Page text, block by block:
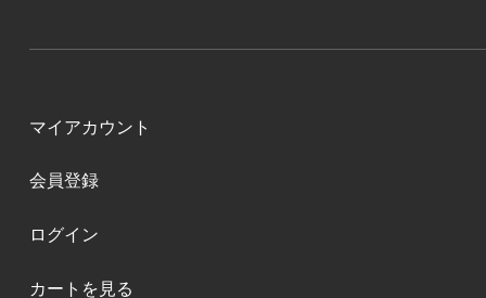
マイアカウント
会員登録
ログイン
カートを見る